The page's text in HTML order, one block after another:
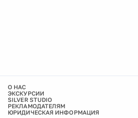
О НАС
ЭКСКУРСИИ
SILVER STUDIO
РЕКЛАМОДАТЕЛЯМ
ЮРИДИЧЕСКАЯ ИНФОРМАЦИЯ